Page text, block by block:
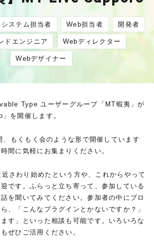
システム担当者 Web担当者 開発者
ドエンジニア Webディレクター
Webデザイナー
Type ユーザーグループ「MT蝦夷」が
を開催します。
、もくもく会のような形で開催しています
間に気軽にお集まりください。
さわり始めたという方や、これからやって
です。ふらっと立ち寄って、参加している
を聞いてみてください。参加者の中にプロ
、「こんなプラグインとかないですか？」
ます」といった相談も可能です。いろいろな
ぜひご活用ください。